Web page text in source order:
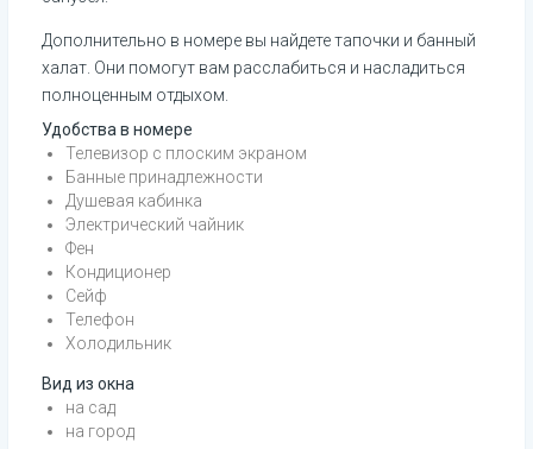
Дополнительно в номере вы найдете тапочки и банный
халат. Они помогут вам расслабиться и насладиться
полноценным отдыхом.
Удобства в номере
Телевизор с плоским экраном
Банные принадлежности
Душевая кабинка
Электрический чайник
Фен
Кондиционер
Сейф
Телефон
Холодильник
Вид из окна
на сад
на город